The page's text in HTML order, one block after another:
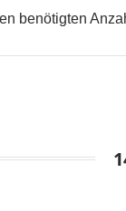
benötigten